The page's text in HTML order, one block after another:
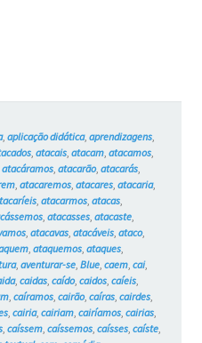
, aplicação didática, aprendizagens,
, atacais, atacam, atacamos,
atacáramos, atacarão, atacarás,
, atacaremos, atacares, atacaria,
, atacarmos, atacas,
, atacasses, atacaste,
, atacavas, atacáveis, ataco,
, ataquemos, ataques,
, aventurar-se, Blue, caem, cai,
, caidas, caído, caidos, caíeis,
, caíramos, cairão, caíras, cairdes,
, cairia, cairiam, cairíamos, cairias,
, caíssem, caíssemos, caísses, caíste,